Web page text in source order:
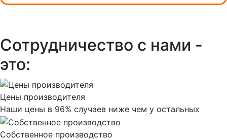
Сотрудничество с нами -
это:
Цены производителя
Наши цены в 96% случаев ниже чем у остальных
Собственное производство